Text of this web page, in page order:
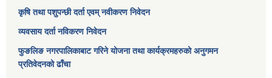
कृषि तथा पशुपन्छी दर्ता एवम् नवीकरण निवेदन
व्यवसाय दर्ता नविकरण निवेदन
फुङलिङ नगरपालिकाबाट गरिने योजना तथा कार्यक्रमहरुको अनुगमन
प्रतिवेदनको ढाँचा